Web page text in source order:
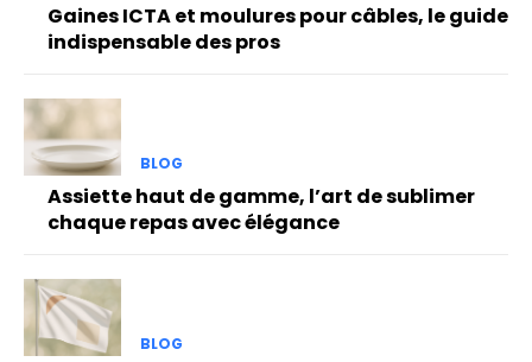
Gaines ICTA et moulures pour câbles, le guide
indispensable des pros
BLOG
Assiette haut de gamme, l’art de sublimer
chaque repas avec élégance
BLOG